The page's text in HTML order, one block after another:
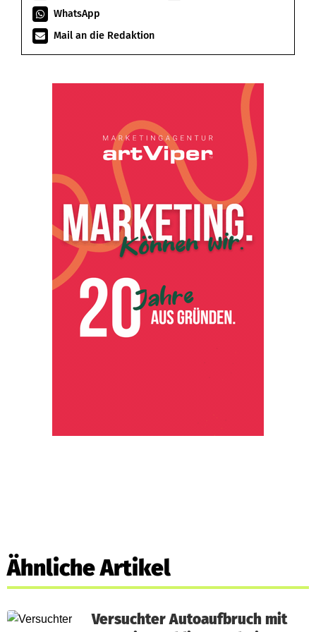
WhatsApp
Mail an die Redaktion
Ähnliche Artikel
Versuchter Autoaufbruch mit